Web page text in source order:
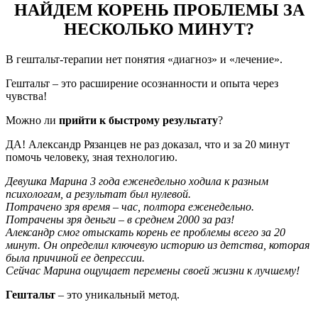
НАЙДЕМ КОРЕНЬ ПРОБЛЕМЫ ЗА
НЕСКОЛЬКО МИНУТ?
В гештальт-терапии нет понятия «диагноз» и «лечение».
Гештальт – это расширение осознанности и опыта через
чувства!
Можно ли прийти к быстрому результату?
ДА! Александр Рязанцев не раз доказал, что и за 20 минут
помочь человеку, зная технологию.
Девушка Марина 3 года еженедельно ходила к разным
психологам, а результат был нулевой.
Потрачено зря время – час, полтора еженедельно.
Потрачены зря деньги – в среднем 2000 за раз!
Александр смог отыскать корень ее проблемы всего за 20
минут. Он определил ключевую историю из детства, которая
была причиной ее депрессии.
Сейчас Марина ощущает перемены своей жизни к лучшему!
Гештальт – это уникальный метод.